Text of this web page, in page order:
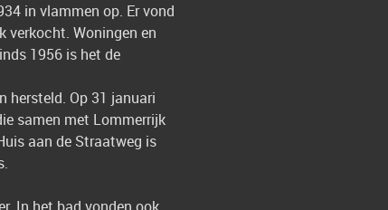
in vlammen op. Er vond
verkocht. Woningen en
1956 is het de
hersteld. Op 31 januari
samen met Lommerrijk
aan de Straatweg is